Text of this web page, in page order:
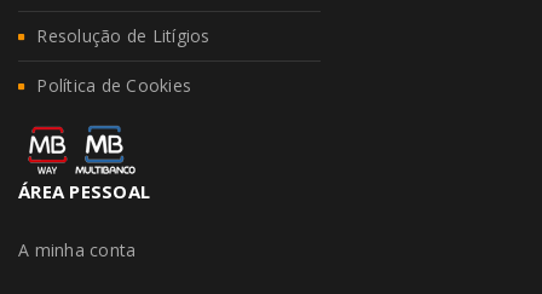
Resolução de Litígios
Política de Cookies
ÁREA PESSOAL
A minha conta